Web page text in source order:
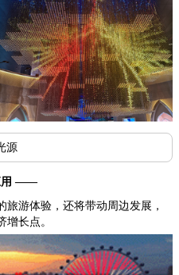
源
——
游体验，还将带动周边发展，
长点。